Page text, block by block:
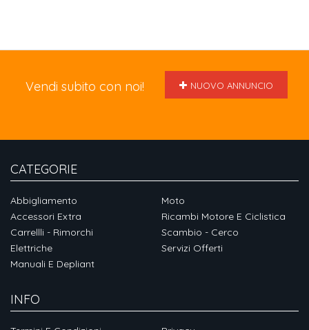
Vendi subito con noi! NUOVO ANNUNCIO
CATEGORIE
Abbigliamento
Accessori Extra
Carrellli - Rimorchi
Elettriche
Manuali E Depliant
Moto
Ricambi Motore E Ciclistica
Scambio - Cerco
Servizi Offerti
INFO